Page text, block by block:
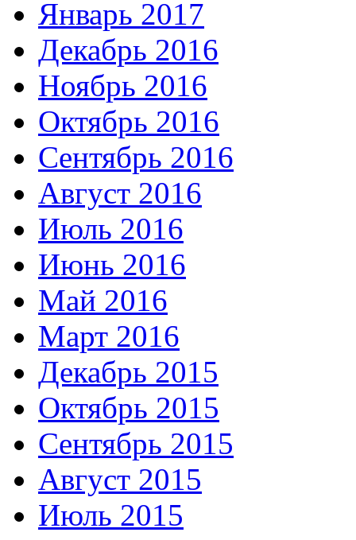
Январь 2017
Декабрь 2016
Ноябрь 2016
Октябрь 2016
Сентябрь 2016
Август 2016
Июль 2016
Июнь 2016
Май 2016
Март 2016
Декабрь 2015
Октябрь 2015
Сентябрь 2015
Август 2015
Июль 2015